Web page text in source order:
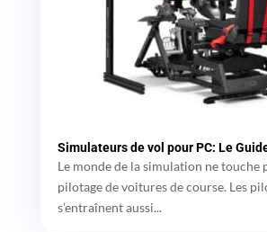
Simulateurs de vol pour PC: Le
Le monde de la simulation ne touche
pilotage de voitures de course. Les
s’entraînent aussi...